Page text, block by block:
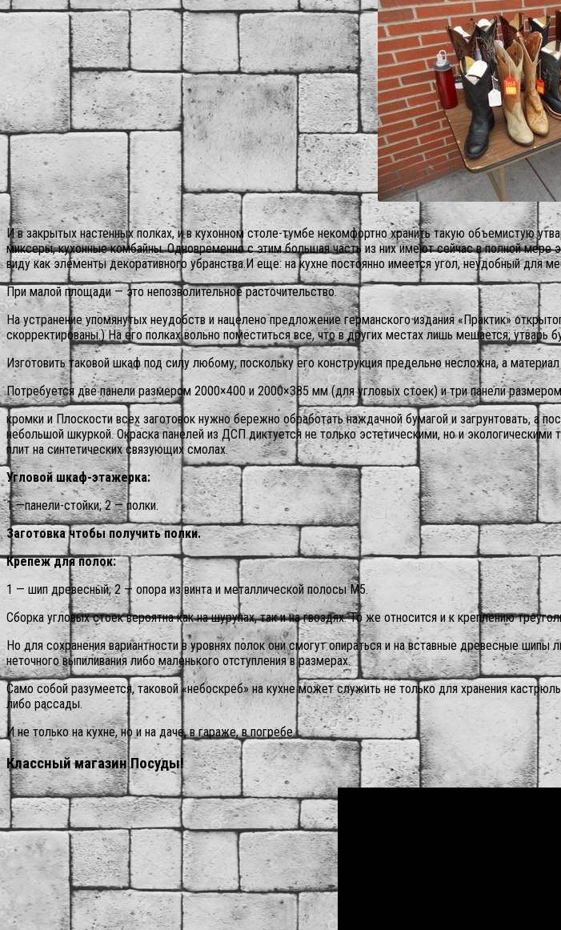
И в закрытых настенных полках, и в кухонном столе-тумбе некомфортно хранить такую объемистую
миксеры, кухонные комбайны. Одновременно с этим большая часть из них имеют сейчас в полной мере
виду как элементы декоративного убранства.И еще: на кухне постоянно имеется угол, неудобный для
При малой площади — это непозволительное расточительство.
На устранение упомянутых неудобств и нацелено предложение германского издания «Практик»
скорректированы.) На его полках вольно поместиться все, что в других местах лишь мешается; утварь
Изготовить таковой шкаф под силу любому, поскольку его конструкция предельно несложна, а
Потребуется две панели размером 2000×400 и 2000×385 мм (для угловых стоек) и три панели
кромки и Плоскости всех заготовок нужно бережно обработать наждачной бумагой и загрунтовать, а
небольшой шкуркой. Окраска панелей из ДСП диктуется не только эстетическими, но и
плит на синтетических связующих смолах.
Угловой шкаф-этажерка:
1 —панели-стойки; 2 — полки.
Заготовка чтобы получить полки.
Крепеж для полок:
1 — шип древесный; 2 — опора из винта и металлической полосы М5.
Сборка угловых стоек вероятна как на шурупах, так и на гвоздях. То же относится и к креплению
Но для сохранения вариантности в уровнях полок они смогут опираться и на вставные древесные
неточного выпиливания либо маленького отступления в размерах.
Само собой разумеется, таковой «небоскреб» на кухне может служить не только для хранения
либо рассады.
И не только на кухне, но и на даче, в гараже, в погребе.
Классный магазин Посуды!